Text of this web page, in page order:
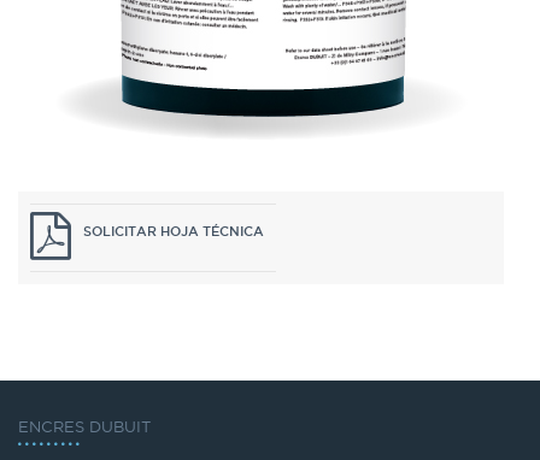
SOLICITAR HOJA TÉCNICA
ENCRES DUBUIT